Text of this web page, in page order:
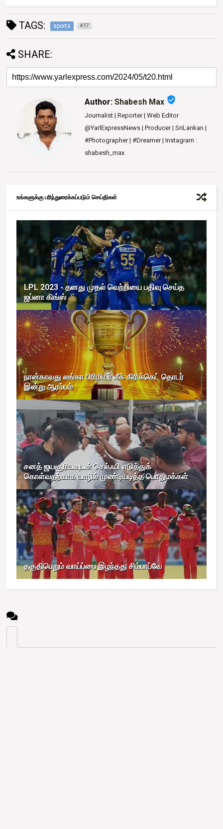
TAGS: sports 417
SHARE:
Author:Shabesh Max verified_user
Journalist | Reporter | Web Editor
@YarlExpressNews | Producer | SriLankan |
#Photographer | #Dreamer | Instagram :
shabesh_max
உங்களுக்கு பரிந்துரைக்கப்படும் செய்திகள்
LPL 2023 - தனது முதல் வெற்றியை பதிவு செய்த
ஜப்னா கிங்ஸ்
நான்காவது லங்கா பிரிமியர் லீக் கிரிக்கெட் தொடர்
இன்று ஆரம்பம்
சனத் ஜயசூரியவுடன் செல்ஃபி எடுத்துக்
கொள்வதற்காக யாழில் முண்டியடித்த பொதுமக்கள்
தகுதிபெறும் வாய்ப்பை இழந்தது சிம்பாப்வே